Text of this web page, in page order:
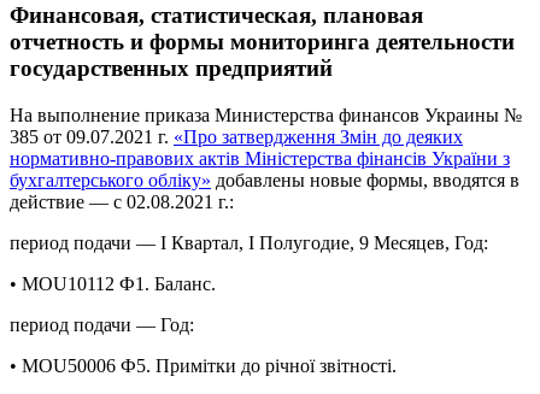
Финансовая, статистическая, плановая
отчетность и формы мониторинга деятельности
государственных предприятий
На выполнение приказа Министерства финансов Украины №
385 от 09.07.2021 г. «Про затвердження Змін до деяких
нормативно-правових актів Міністерства фінансів України з
бухгалтерського обліку» добавлены новые формы, вводятся в
действие — с 02.08.2021 г.:
период подачи — І Квартал, І Полугодие, 9 Месяцев, Год:
• MOU10112 Ф1. Баланс.
период подачи — Год:
• MOU50006 Ф5. Примітки до річної звітності.